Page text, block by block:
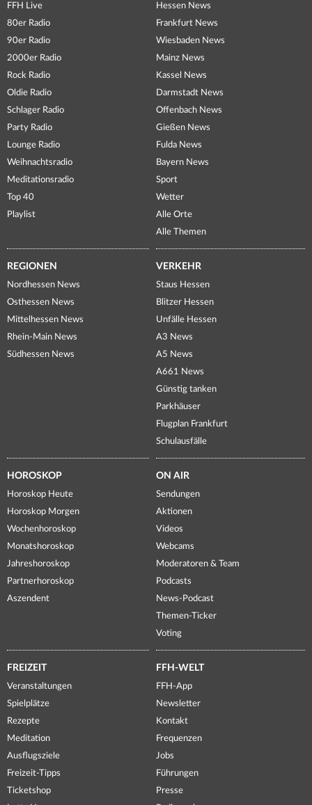
FFH Live
80er Radio
90er Radio
2000er Radio
Rock Radio
Oldie Radio
Schlager Radio
Party Radio
Lounge Radio
Weihnachtsradio
Meditationsradio
Top 40
Playlist
Hessen News
Frankfurt News
Wiesbaden News
Mainz News
Kassel News
Darmstadt News
Offenbach News
Gießen News
Fulda News
Bayern News
Sport
Wetter
Alle Orte
Alle Themen
REGIONEN
Nordhessen News
Osthessen News
Mittelhessen News
Rhein-Main News
Südhessen News
VERKEHR
Staus Hessen
Blitzer Hessen
Unfälle Hessen
A3 News
A5 News
A661 News
Günstig tanken
Parkhäuser
Flugplan Frankfurt
Schulausfälle
HOROSKOP
Horoskop Heute
Horoskop Morgen
Wochenhoroskop
Monatshoroskop
Jahreshoroskop
Partnerhoroskop
Aszendent
ON AIR
Sendungen
Aktionen
Videos
Webcams
Moderatoren & Team
Podcasts
News-Podcast
Themen-Ticker
Voting
FREIZEIT
Veranstaltungen
Spielplätze
Rezepte
Meditation
Ausflugsziele
Freizeit-Tipps
Ticketshop
FFH-WELT
FFH-App
Newsletter
Kontakt
Frequenzen
Jobs
Führungen
Presse